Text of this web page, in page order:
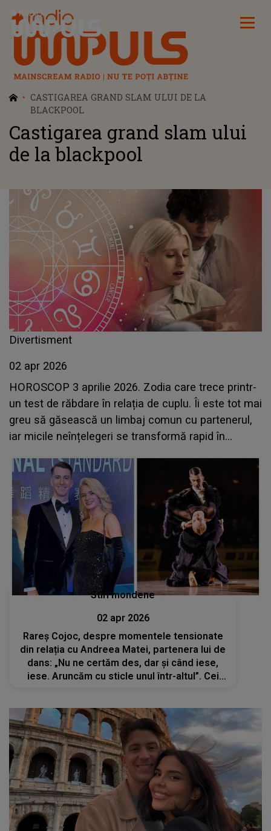
Radio Impuls
CASTIGAREA GRAND SLAM ULUI DE LA
BLACKPOOL
Castigarea grand slam ului
de la blackpool
Divertisment
02 apr 2026
HOROSCOP 3 aprilie 2026. Zodia care trece printr-
un test de răbdare în relația de cuplu. Îi este tot mai
greu să găsească un limbaj comun cu partenerul,
iar micile neînțelegeri se transformă rapid în
Stiri mondene
02 apr 2026
Rareș Cojoc, despre momentele tensionate
din relația cu Andreea Matei, partenera lui de
dans: „Nu ne certăm des, dar și când iese,
iese. Aruncăm cu sticle unul într-altul”. Cei